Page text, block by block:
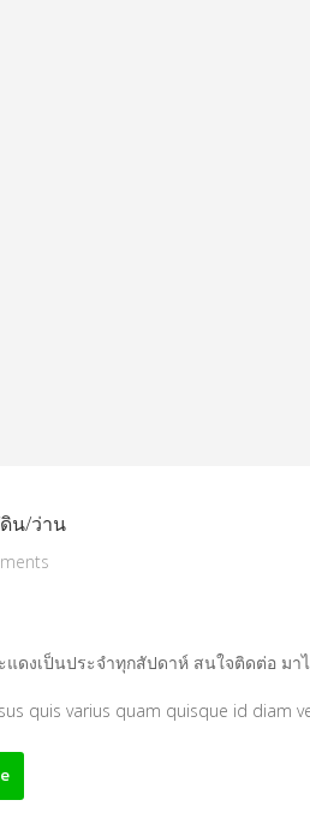
น/ว่าน
ดงเป็นประจำทุกสัปดาห์ สนใจติดต่อ มา
quis varius quam quisque id diam